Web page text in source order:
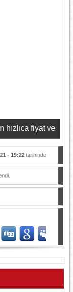
hızlıca fiyat ve
- 19:22tarihinde